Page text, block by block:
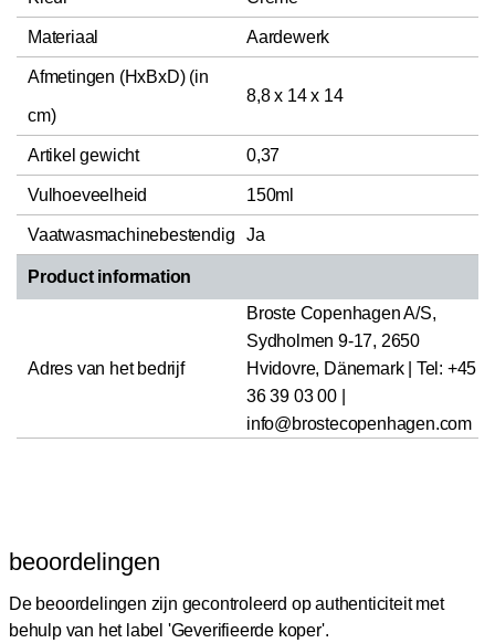
Materiaal Aardewerk
Afmetingen (HxBxD) (in
cm)
8,8 x 14 x 14
Artikel gewicht 0,37
Vulhoeveelheid 150ml
Vaatwasmachinebestendig Ja
Product information
Adres van het bedrijf
Broste Copenhagen A/S,
Sydholmen 9-17, 2650
Hvidovre, Dänemark | Tel: +45
36 39 03 00 |
info@brostecopenhagen.com
beoordelingen
De beoordelingen zijn gecontroleerd op authenticiteit met
behulp van het label 'Geverifieerde koper'.